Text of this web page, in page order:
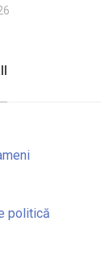
politică